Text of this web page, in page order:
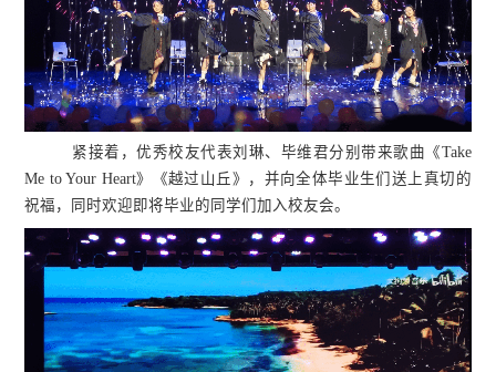
紧接着，优秀校友代表刘琳、毕维君分别带来歌曲《Take
Me to Your Heart》《越过山丘》，并向全体毕业生们送上真切的
祝福，同时欢迎即将毕业的同学们加入校友会。